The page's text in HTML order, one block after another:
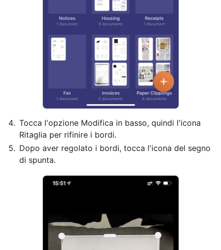
Tocca l'opzione Modifica in basso, quindi l'icona
Ritaglia per rifinire i bordi.
Dopo aver regolato i bordi, tocca l'icona del segno
di spunta.